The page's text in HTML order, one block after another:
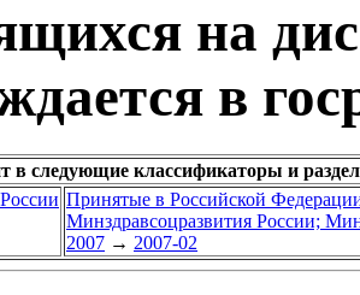
на
в
в следующие классификаторы и
Принятые в Российской
Минздравсоцразвития России;
2007 → 2007-02